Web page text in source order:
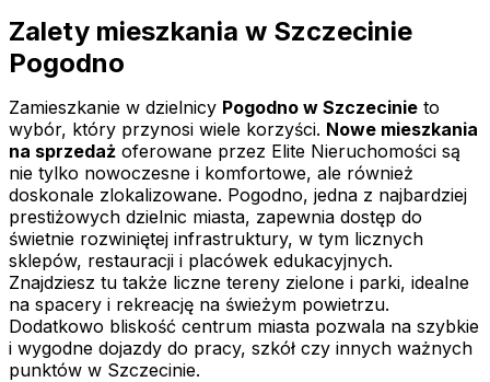
Zalety mieszkania w Szczecinie
Pogodno
Zamieszkanie w dzielnicy Pogodno w Szczecinie to
wybór, który przynosi wiele korzyści. Nowe mieszkania
na sprzedaż oferowane przez Elite Nieruchomości są
nie tylko nowoczesne i komfortowe, ale również
doskonale zlokalizowane. Pogodno, jedna z najbardziej
prestiżowych dzielnic miasta, zapewnia dostęp do
świetnie rozwiniętej infrastruktury, w tym licznych
sklepów, restauracji i placówek edukacyjnych.
Znajdziesz tu także liczne tereny zielone i parki, idealne
na spacery i rekreację na świeżym powietrzu.
Dodatkowo bliskość centrum miasta pozwala na szybkie
i wygodne dojazdy do pracy, szkół czy innych ważnych
punktów w Szczecinie.